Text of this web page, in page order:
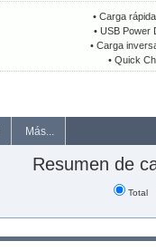
• Carga
• USB Power
• Carga
• Quick
Más...
Resumen de
Total